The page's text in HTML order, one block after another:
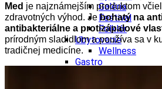
Galéria
Festival
Folklór
Ubytovanie
Wellness
Gastro
Med je najznámejším produktom
zdravotných výhod. Jebohatý na
antibakteriálne a protizápalové
prírodným sladidlom a používa sa v
tradičnej medicíne.